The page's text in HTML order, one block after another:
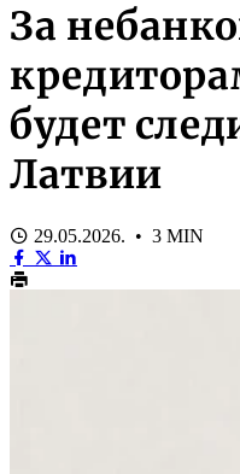
За
будет
Латвии
29.05.2026. • 3 MIN